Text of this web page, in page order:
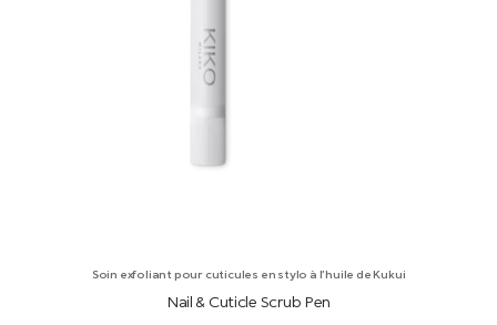
Soin exfoliant pour cuticules en stylo à l’huile de Kukui
Nail & Cuticle Scrub Pen